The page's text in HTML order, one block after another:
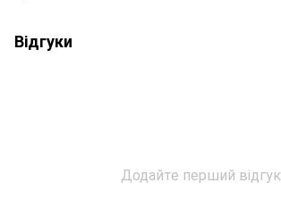
Відгуки
Додайте перший відгук